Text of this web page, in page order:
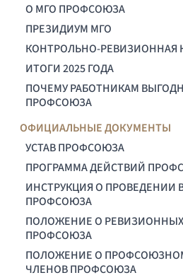
О МГО ПРОФСОЮЗА
ПРЕЗИДИУМ МГО
КОНТРОЛЬНО-РЕВИЗИОННАЯ
ИТОГИ 2025 ГОДА
ПОЧЕМУ РАБОТНИКАМ
ПРОФСОЮЗА
ОФИЦИАЛЬНЫЕ ДОКУМЕНТЫ
УСТАВ ПРОФСОЮЗА
ПРОГРАММА ДЕЙСТВИЙ
ИНСТРУКЦИЯ О ПРОВЕДЕНИИ
ПРОФСОЮЗА
ПОЛОЖЕНИЕ О
ПРОФСОЮЗА
ПОЛОЖЕНИЕ О
ЧЛЕНОВ ПРОФСОЮЗА